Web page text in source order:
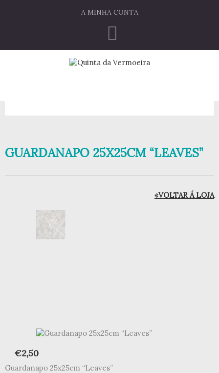
A MINHA CONTA
GUARDANAPO 25X25CM “LEAVES”
«VOLTAR Á LOJA
€2,50
Guardanapo 25x25cm “Leaves”